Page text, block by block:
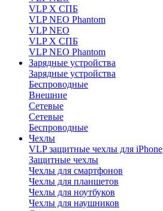
VLP X СПБ
VLP NEO Phantom
VLP NEO
VLP X СПБ
VLP NEO Phantom
Зарядные устройства
Зарядные устройства
Беспроводные
Внешние
Сетевые
Сетевые
Беспроводные
Чехлы
VLP защитные чехлы для iPhone
Защитные чехлы
Чехлы для смартфонов
Чехлы для планшетов
Чехлы для ноутбуков
Чехлы для наушников